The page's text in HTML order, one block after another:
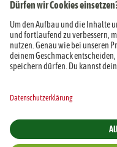
Folge der